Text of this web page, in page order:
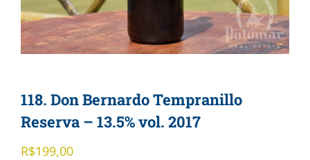
118. Don Bernardo Tempranillo
Reserva – 13.5% vol. 2017
R$199,00